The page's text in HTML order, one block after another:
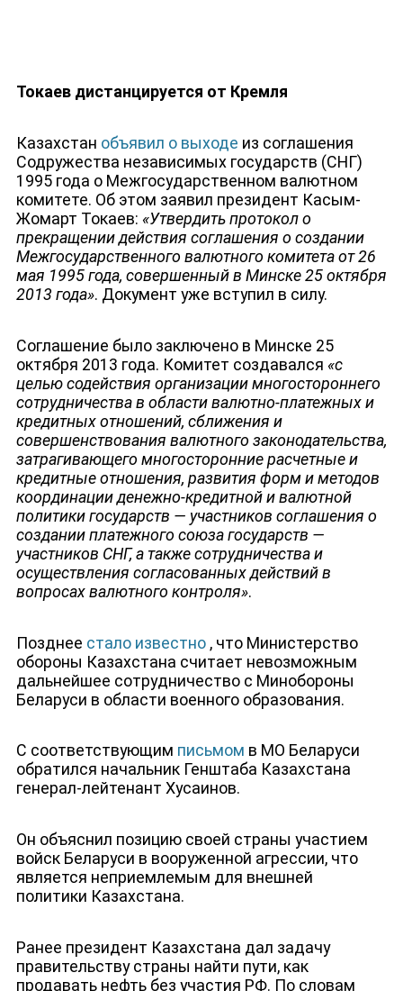
Токаев дистанцируется от Кремля
Казахстан объявил о выходе из соглашения
Содружества независимых государств (СНГ)
1995 года о Межгосударственном валютном
комитете. Об этом заявил президент Касым-
Жомарт Токаев: «Утвердить протокол о
прекращении действия соглашения о создании
Межгосударственного валютного комитета от 26
мая 1995 года, совершенный в Минске 25 октября
2013 года». Документ уже вступил в силу.
Соглашение было заключено в Минске 25
октября 2013 года. Комитет создавался «с
целью содействия организации многостороннего
сотрудничества в области валютно-платежных и
кредитных отношений, сближения и
совершенствования валютного законодательства,
затрагивающего многосторонние расчетные и
кредитные отношения, развития форм и методов
координации денежно-кредитной и валютной
политики государств — участников соглашения о
создании платежного союза государств —
участников СНГ, а также сотрудничества и
осуществления согласованных действий в
вопросах валютного контроля».
Позднее стало известно , что Министерство
обороны Казахстана считает невозможным
дальнейшее сотрудничество с Минобороны
Беларуси в области военного образования.
С соответствующим письмом в МО Беларуси
обратился начальник Генштаба Казахстана
генерал-лейтенант Хусаинов.
Он объяснил позицию своей страны участием
войск Беларуси в вооруженной агрессии, что
является неприемлемым для внешней
политики Казахстана.
Ранее президент Казахстана дал задачу
правительству страны найти пути, как
продавать нефть без участия РФ. По словам